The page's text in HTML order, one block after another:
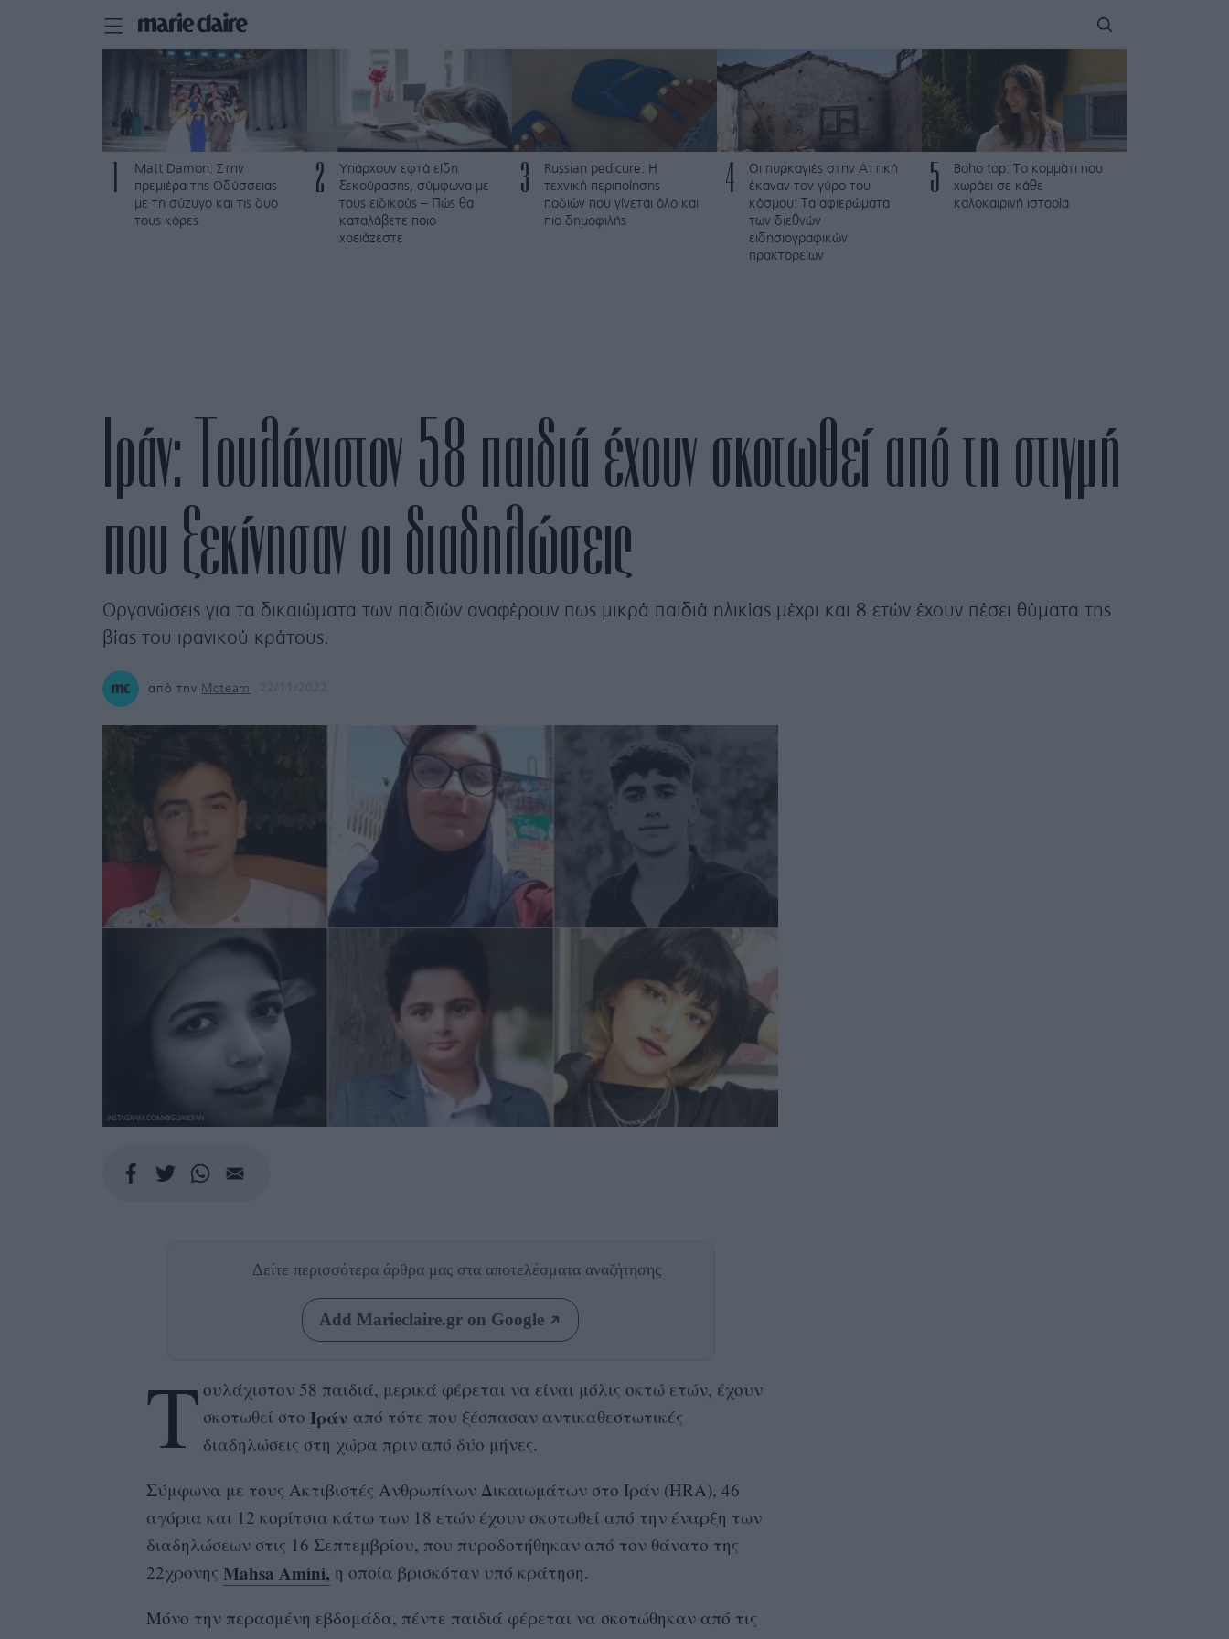
Matt Damon: Στην
πρεμιέρα της Οδύσσειας
με τη σύζυγο και τις δυο
τους κόρες
2
Υπάρχουν εφτά είδη
ξεκούρασης, σύμφωνα με
τους ειδικούς – Πώς θα
καταλάβετε ποιο
χρειάζεστε
3
Russian pedicure: Η
τεχνική περιποίησης
ποδιών που γίνεται όλο και
πιο δημοφιλής
4
Οι πυρκαγιές στην Αττική
έκαναν τον γύρο του
κόσμου: Τα αφιερώματα
των διεθνών
ειδησιογραφικών
πρακτορείων
5
Boho top: Το κομμάτι που
χωράει σε κάθε
καλοκαιρινή ιστορία
Ιράν: Τουλάχιστον 58 παιδιά έχουν σκοτωθεί από τη στιγμή
που ξεκίνησαν οι διαδηλώσεις
Οργανώσεις για τα δικαιώματα των παιδιών αναφέρουν πως μικρά παιδιά ηλικίας μέχρι και 8 ετών έχουν πέσει θύματα της
βίας του ιρανικού κράτους.
από την Mcteam
INSTAGRAM.COM/@GUARDIAN
Δείτε περισσότερα άρθρα μας στα αποτελέσματα αναζήτησης
Add Marieclaire.gr on Google
Τ ουλάχιστον 58 παιδιά, μερικά φέρεται να είναι μόλις οκτώ ετών, έχουν
σκοτωθεί στο Ιράν από τότε που ξέσπασαν αντικαθεστωτικές
διαδηλώσεις στη χώρα πριν από δύο μήνες.
Σύμφωνα με τους Ακτιβιστές Ανθρωπίνων Δικαιωμάτων στο Ιράν (HRA), 46
αγόρια και 12 κορίτσια κάτω των 18 ετών έχουν σκοτωθεί από την έναρξη των
διαδηλώσεων στις 16 Σεπτεμβρίου, που πυροδοτήθηκαν από τον θάνατο της
22χρονης Mahsa Amini, η οποία βρισκόταν υπό κράτηση.
Μόνο την περασμένη εβδομάδα, πέντε παιδιά φέρεται να σκοτώθηκαν από τις